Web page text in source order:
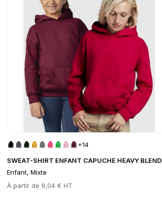
SWEAT-SHIRT ENFANT CAPUCHE HEAVY BLEND
Enfant, Mixte
Prix
À partir de 9,04 € HT
+14